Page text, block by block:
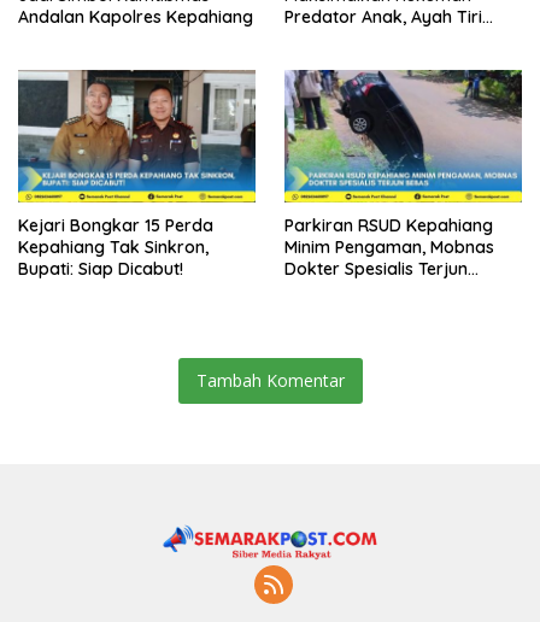
Andalan Kapolres Kepahiang
Predator Anak, Ayah Tiri
Kejari Bongkar 15 Perda
Kepahiang Tak Sinkron,
Bupati: Siap Dicabut!
Parkiran RSUD Kepahiang
Minim Pengaman, Mobnas
Dokter Spesialis Terjun
Tambah Komentar